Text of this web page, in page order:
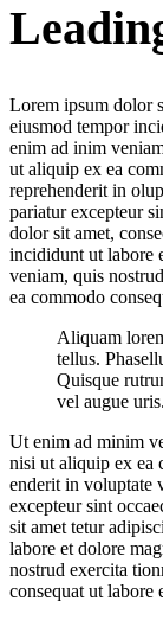
Lorem ipsum dolor
eiusmod tempor
enim ad inim
ut aliquip ex ea
reprehenderit in
pariatur excepteur
dolor sit amet,
incididunt ut labore
veniam, quis
ea commodo
Aliquam
tellus.
Quisque
vel augue uris.
Ut enim ad minim
nisi ut aliquip ex ea
enderit in voluptate
excepteur sint
sit amet tetur
labore et dolore
nostrud exercita
consequat ut labore